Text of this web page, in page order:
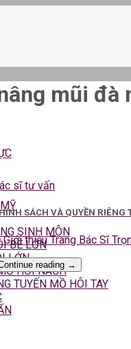
SINH MÔN
BÉ LỚN
LỚN
HÔI NÁCH
TUYẾN MỒ HÔI TAY
mũi đà
sĩ tư vấn
SÁCH VÀ QUYỀN RIÊNG
Giới thiệu Trang Bác Sĩ
reading →